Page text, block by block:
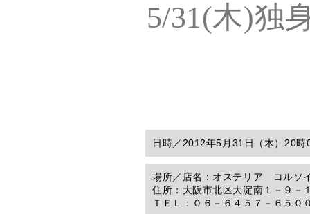
5/31(木)独
日時／ 2012年5月31日（木）20
場所／ 店名：オステリア コルソ
住所：大阪市北区大淀南１－９－
ＴＥＬ：０６－６４５７－６５０